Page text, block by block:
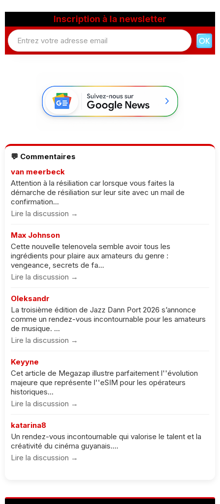
Inscription à la newsletter
💬 Commentaires
van meerbeck
Attention à la résiliation car lorsque vous faites la
démarche de résiliation sur leur site avec un mail de
confirmation...
Lire la discussion →
Max Johnson
Cette nouvelle telenovela semble avoir tous les
ingrédients pour plaire aux amateurs du genre :
vengeance, secrets de fa...
Lire la discussion →
Oleksandr
La troisième édition de Jazz Dann Port 2026 s’annonce
comme un rendez-vous incontournable pour les amateurs
de musique. ...
Lire la discussion →
Keyyne
Cet article de Megazap illustre parfaitement l''évolution
majeure que représente l''eSIM pour les opérateurs
historiques...
Lire la discussion →
katarina8
Un rendez-vous incontournable qui valorise le talent et la
créativité du cinéma guyanais....
Lire la discussion →